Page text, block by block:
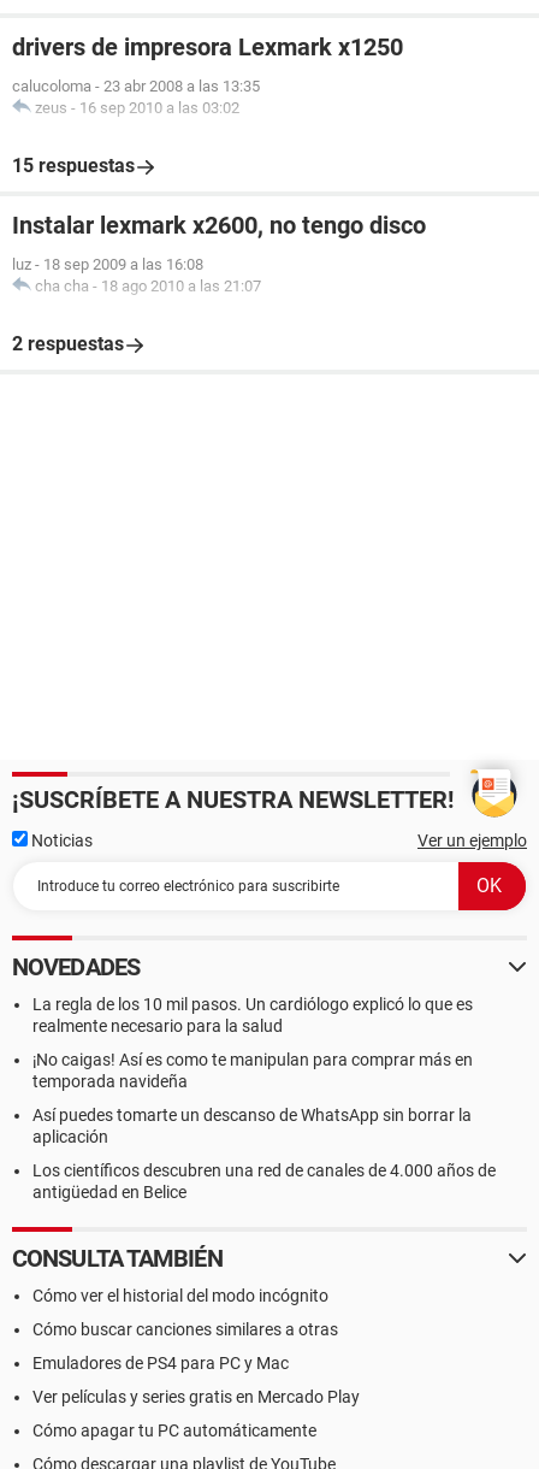
drivers de impresora Lexmark x1250
calucoloma - 23 abr 2008 a las 13:35
zeus - 16 sep 2010 a las 03:02
15 respuestas
Instalar lexmark x2600, no tengo disco
luz - 18 sep 2009 a las 16:08
cha cha - 18 ago 2010 a las 21:07
2 respuestas
¡SUSCRÍBETE A NUESTRA NEWSLETTER!
Noticias Ver un ejemplo
NOVEDADES
La regla de los 10 mil pasos. Un cardiólogo explicó lo que es
realmente necesario para la salud
¡No caigas! Así es como te manipulan para comprar más en
temporada navideña
Así puedes tomarte un descanso de WhatsApp sin borrar la
aplicación
Los científicos descubren una red de canales de 4.000 años de
antigüedad en Belice
CONSULTA TAMBIÉN
Cómo ver el historial del modo incógnito
Cómo buscar canciones similares a otras
Emuladores de PS4 para PC y Mac
Ver películas y series gratis en Mercado Play
Cómo apagar tu PC automáticamente
Cómo descargar una playlist de YouTube